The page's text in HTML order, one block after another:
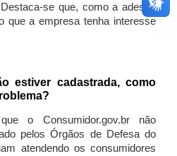
se que, como a adesão
que a empresa tenha interesse
estiver cadastrada, como
o Consumidor.gov.br não
pelos Órgãos de Defesa do
atendendo os consumidores